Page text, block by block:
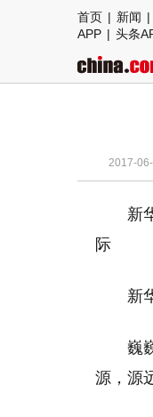
首页 | 新闻 |
APP | 头条
2017-
新
际
新
巍
源，源